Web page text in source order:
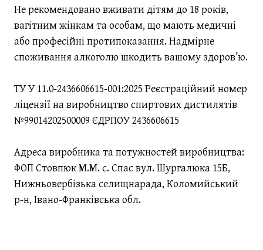
Не рекомендовано вживати дітям до 18 років,
вагітним жінкам та особам, що мають медичні
або професійні протипоказання. Надмірне
споживання алкоголю шкодить вашому здоров’ю.
ТУ У 11.0-2436606615-001:2025 Реєстраційний номер
ліцензії на виробництво спиртових дистилятів
№99014202500009 ЄДРПОУ 2436606615
Адреса виробника та потужностей виробництва:
ФОП Стовпюк М.М. с. Спас вул. Шургалюка 15Б,
Нижньовербізька селищнарада, Коломийський
р-н, Івано-Франківська обл.